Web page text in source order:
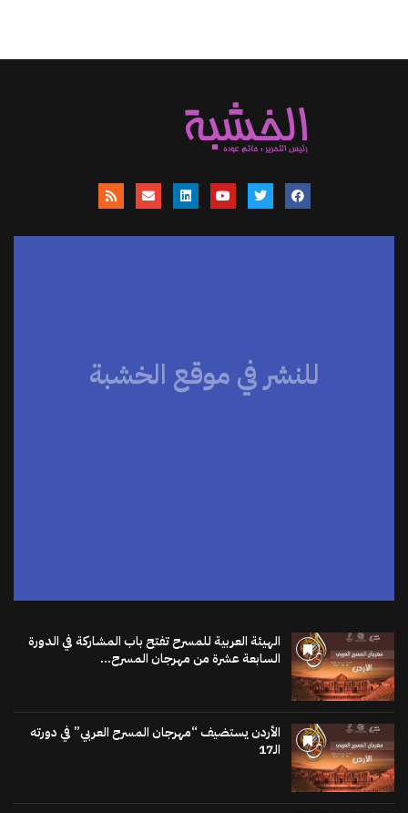
للنشر في موقع الخشبة
موقعنا يساهم في نشر الاخبار والمقالات
الهيئة العربية للمسرح تفتح باب المشاركة في الدورة
السابعة عشرة من مهرجان المسرح...
الأردن يستضيف “مهرجان المسرح العربي” في دورته
الـ17